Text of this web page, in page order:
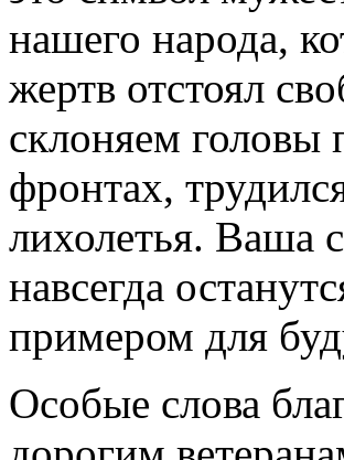
нашего народа,
жертв отстоял
склоняем головы
фронтах,
лихолетья. Ваша
навсегда
примером для
Особые слова